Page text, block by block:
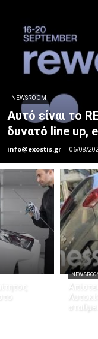
NEWSROOM
Αυτό είναι το
δυνατό line up,
info@exostis.gr - 06/08/